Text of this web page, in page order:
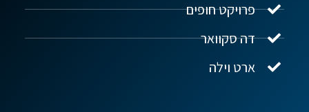
פרויקט חופים
דה סקוואר
ארט וילה
שלום! איך אפשר לעזור?